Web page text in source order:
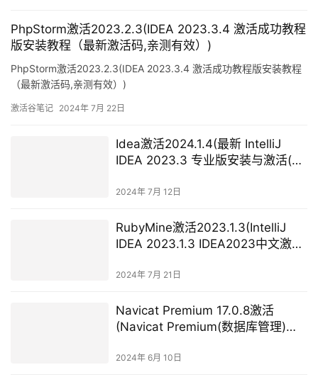
PhpStorm激活2023.2.3(IDEA 2023.3.4 激活成功教程
版安装教程（最新激活码,亲测有效）)
PhpStorm激活2023.2.3(IDEA 2023.3.4 激活成功教程版安装教程
（最新激活码,亲测有效）)
激活谷笔记 2024年 7月 22日
Idea激活2024.1.4(最新 IntelliJ
IDEA 2023.3 专业版安装与激活(带
2024年 7月 12日
RubyMine激活2023.1.3(IntelliJ
IDEA 2023.1.3 IDEA2023中文激活
2024年 7月 21日
Navicat Premium 17.0.8激活
(Navicat Premium(数据库管理)
程)
2024年 6月 10日